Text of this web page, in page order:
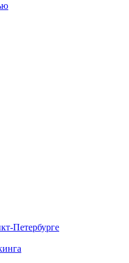
Петербурге